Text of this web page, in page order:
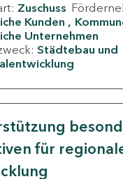
Zuschuss
Kunden
Unternehmen
Städtebau und
für